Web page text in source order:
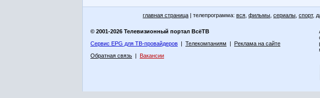
главная страница | телепрограмма: вся фильмы сериалы спорт,
© 2001-2026 Телевизионный портал ВсёТВ
Сервис EPG для ТВ-провайдеров | Телекомпаниям | Реклама на сайте
Обратная связь | Вакансии